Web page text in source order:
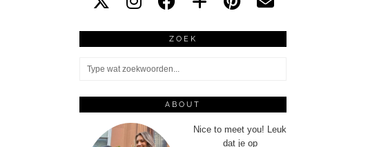
ZOEK
ABOUT
Nice to meet you! Leuk
dat je op